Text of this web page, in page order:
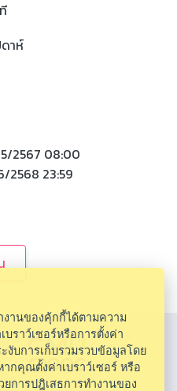
ดาห์
2567 08:00
2568 23:59
านของคุ้กกี้ได้ตามความ
ราว์เซอร์หรือการตั้งค่า
งับการเก็บรวมรวบข้อมูลโดย
กคุณตั้งค่าเบราว์เซอร์ หรือ
การปฎิเสธการทำงานของ